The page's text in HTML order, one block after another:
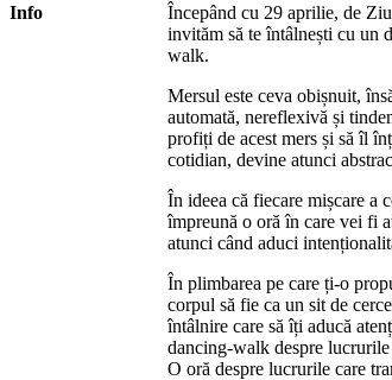
Info
Începând cu 29 aprilie, de
invităm să te întâlnești cu un
walk.
Mersul este ceva obișnuit,
automată, nereflexivă și
profiți de acest mers și să îl
cotidian, devine atunci
În ideea că fiecare mișcare a
împreună o oră în care vei fi
atunci când aduci
În plimbarea pe care ți-o
corpul să fie ca un sit de
întâlnire care să îți aducă
dancing-walk despre
O oră despre lucrurile care